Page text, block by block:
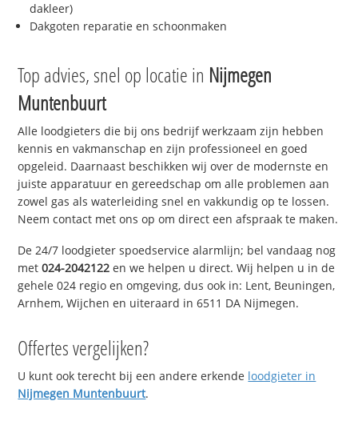
dakleer)
Dakgoten reparatie en schoonmaken
Top advies, snel op locatie in Nijmegen
Muntenbuurt
Alle loodgieters die bij ons bedrijf werkzaam zijn hebben
kennis en vakmanschap en zijn professioneel en goed
opgeleid. Daarnaast beschikken wij over de modernste en
juiste apparatuur en gereedschap om alle problemen aan
zowel gas als waterleiding snel en vakkundig op te lossen.
Neem contact met ons op om direct een afspraak te maken.
De 24/7 loodgieter spoedservice alarmlijn; bel vandaag nog
met024-2042122 en we helpen u direct. Wij helpen u in de
gehele 024 regio en omgeving, dus ook in: Lent, Beuningen,
Arnhem, Wijchen en uiteraard in 6511 DA Nijmegen.
Offertes vergelijken?
U kunt ook terecht bij een andere erkende loodgieter in
Nijmegen Muntenbuurt.